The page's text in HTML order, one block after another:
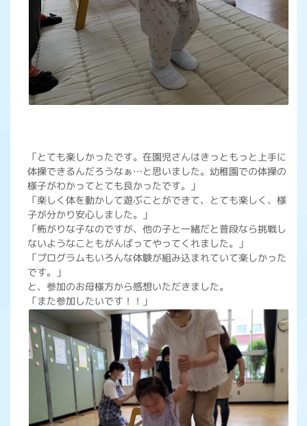
「とても楽しかったです。在園児さんはきっともっと上手に
体操できるんだろうなぁ…と思いました。幼稚園での体操の
様子がわかってとても良かったです。」
「楽しく体を動かして遊ぶことができて、とても楽しく、様
子が分かり安心しました。」
「怖がりな子なのですが、他の子と一緒だと普段なら挑戦し
ないようなこともがんばってやってくれました。」
「プログラムもいろんな体験が組み込まれていて楽しかった
です。」
と、参加のお母様方から感想いただきました。
「また参加したいです！！」